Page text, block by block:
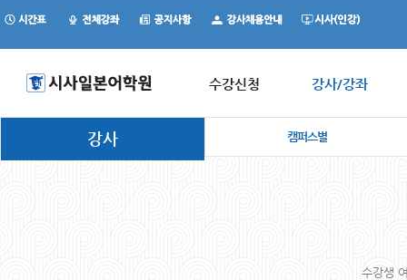
수강신청 강사/강좌
강사 캠퍼스별
수강생